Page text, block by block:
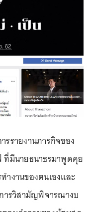
รรายงานภารกิจของ
ที่มีนายธนาธรมาพูดคุย
ำงานของตนเองและ
รวิสามัญพิจารณางบ